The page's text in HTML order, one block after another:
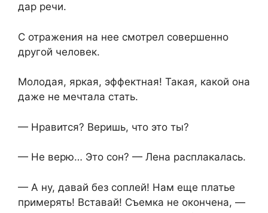
дар речи.
С отражения на нее смотрел совершенно
другой человек.
Молодая, яркая, эффектная! Такая, какой она
даже не мечтала стать.
— Нравится? Веришь, что это ты?
— Не верю… Это сон? — Лена расплакалась.
— А ну, давай без соплей! Нам еще платье
примерять! Вставай! Съемка не окончена, —